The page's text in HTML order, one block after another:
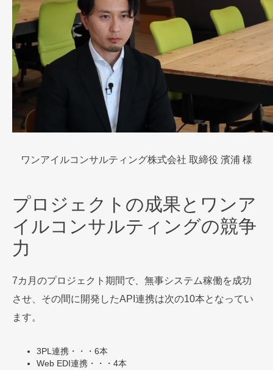
ワンアイルコンサルティング株式会社 取締役 濱浦 様
プロジェクトの成果とワンア
イルコンサルティングの競争
力
7カ月のプロジェクト期間で、無事システム稼働を成功
させ、その間に開発したAPI連携は次の10本となってい
ます。
3PL連携・・・6本
Web EDI連携・・・4本